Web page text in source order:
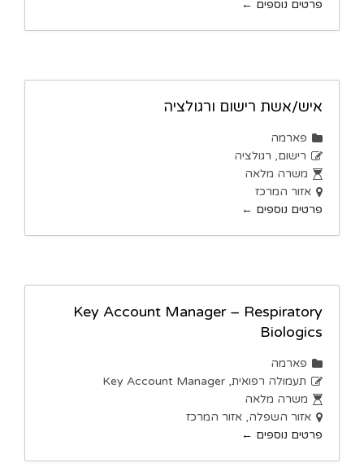
פרטים נוספים
איש/אשת רישום ורגולציה
פארמה
רישום רגולציה
משרה מלאה
אזור המרכז
פרטים נוספים
Key Account Manager – Respiratory
Biologics
פארמה
תעמולה רפואית Key Account Manager
משרה מלאה
אזור השפלה אזור המרכז
פרטים נוספים